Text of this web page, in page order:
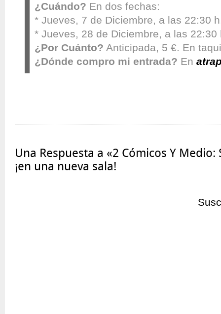
¿Cuándo? En dos fechas:
* Jueves, 7 de Diciembre, a las 22:30
* Jueves, 28 de Diciembre, a las 22:30
¿Por Cuánto? Anticipada, 5 €. En
¿Dónde compro mi entrada? En
Una Respuesta a «2 Cómicos Y
¡en una nueva sala!